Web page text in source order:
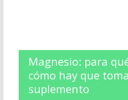
Magnesio: para
cómo hay que
suplemento